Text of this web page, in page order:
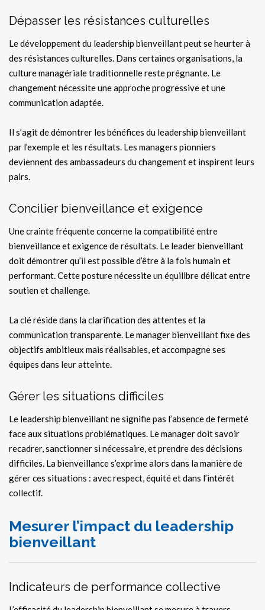
Dépasser les résistances culturelles
Le développement du leadership bienveillant peut se heurter à
des résistances culturelles. Dans certaines organisations, la
culture managériale traditionnelle reste prégnante. Le
changement nécessite une approche progressive et une
communication adaptée.
Il s’agit de démontrer les bénéfices du leadership bienveillant
par l’exemple et les résultats. Les managers pionniers
deviennent des ambassadeurs du changement et inspirent leurs
pairs.
Concilier bienveillance et exigence
Une crainte fréquente concerne la compatibilité entre
bienveillance et exigence de résultats. Le leader bienveillant
doit démontrer qu’il est possible d’être à la fois humain et
performant. Cette posture nécessite un équilibre délicat entre
soutien et challenge.
La clé réside dans la clarification des attentes et la
communication transparente. Le manager bienveillant fixe des
objectifs ambitieux mais réalisables, et accompagne ses
équipes dans leur atteinte.
Gérer les situations difficiles
Le leadership bienveillant ne signifie pas l’absence de fermeté
face aux situations problématiques. Le manager doit savoir
recadrer, sanctionner si nécessaire, et prendre des décisions
difficiles. La bienveillance s’exprime alors dans la manière de
gérer ces situations : avec respect, équité et dans l’intérêt
collectif.
Mesurer l’impact du leadership
bienveillant
Indicateurs de performance collective